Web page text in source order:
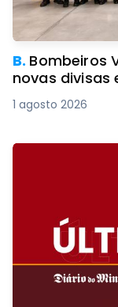
B. Bombeiros
novas divisas
1 agosto 2026